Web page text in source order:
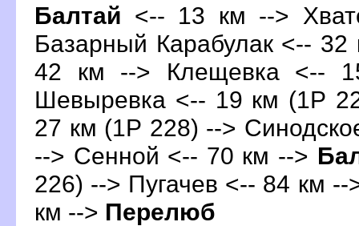
Балтай <-- 13 км -->
Базарный Карабулак <-- 32
42 км --> Клещевка <--
Шевыревка <-- 19 км (1Р
27 км (1Р 228) -->
--> Сенной <-- 70 км -->
226) --> Пугачев <-- 84 км --
км --> Перелю